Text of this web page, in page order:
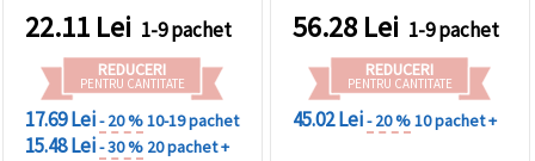
sărbători și proiecte DIY
creative
22.11 Lei 1-9 pachet
REDUCERI
PENTRU CANTITATE
17.69 Lei- 20 %10-19 pachet
15.48 Lei- 30 % 20 pachet +
56.28 Lei 1-9 pachet
REDUCERI
PENTRU CANTITATE
45.02 Lei- 20 %10 pachet +